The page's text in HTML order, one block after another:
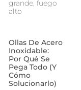
grande, fuego
alto
Ollas De Acero
Inoxidable:
Por Qué Se
Pega Todo (Y
Cómo
Solucionarlo)